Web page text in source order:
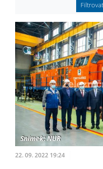
22. 09. 2022 19:24